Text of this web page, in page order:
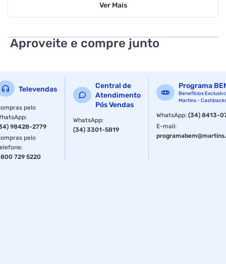
Figueiredo. - Indicado para: Suco, Refrigerante, Água. -
uma esponja macia, tire todo o resíduo de sabão e seque
bem. 2- Não utilize abrasivos ou utensílios pontiagudos. 3-
Evite impactos. Referência de Fábrica: 54100201210018
Código de Barras: 7891155058977
Dimensões (Sem embalagem): 16,9 x 12,4 x 21,5 cm
Dimensões: 16,0 x 12,2 x 21,0cm
Peso Líquido: 1440 g
Ver Mais
Aproveite e compre junto
Televendas
pelo
:
98428-2779
pelo
:
729 5220
Central de
Atendimento
Pós Vendas
WhatsApp:
(34) 3301-5819
Programa
Benefícios
Martins -
WhatsApp:(34) 8413-
E-mail: